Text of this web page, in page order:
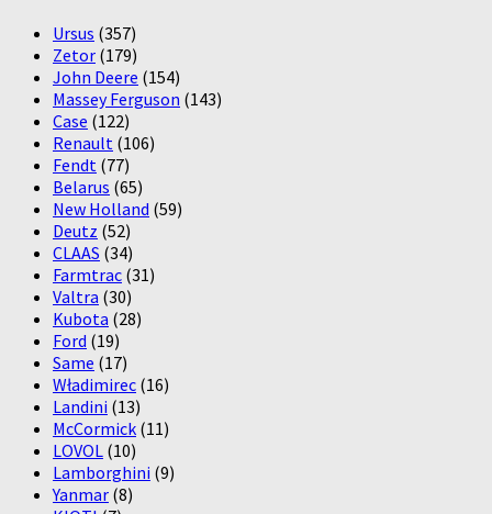
Ursus (357)
Zetor (179)
John Deere (154)
Massey Ferguson (143)
Case (122)
Renault (106)
Fendt (77)
Belarus (65)
New Holland (59)
Deutz (52)
CLAAS (34)
Farmtrac (31)
Valtra (30)
Kubota (28)
Ford (19)
Same (17)
Władimirec (16)
Landini (13)
McCormick (11)
LOVOL (10)
Lamborghini (9)
Yanmar (8)